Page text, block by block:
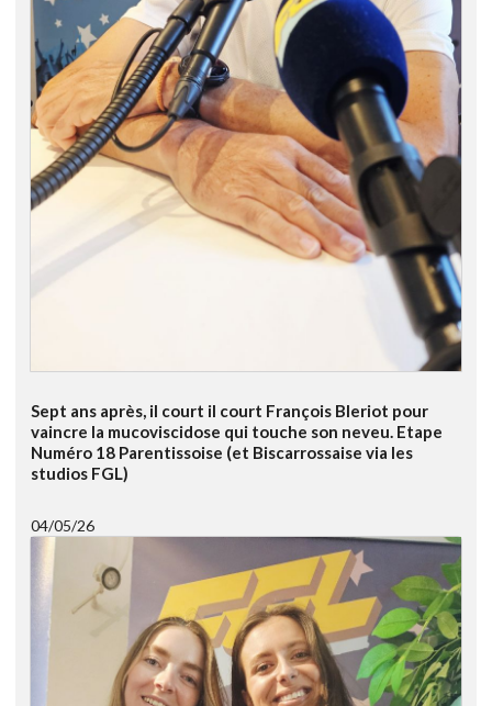
Sept ans après, il court il court François Bleriot pour
vaincre la mucoviscidose qui touche son neveu. Etape
Numéro 18 Parentissoise (et Biscarrossaise via les
studios FGL)
04/05/26